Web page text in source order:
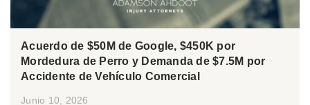
Acuerdo de $50M de Google, $450K por
Mordedura de Perro y Demanda de $7.5M por
Accidente de Vehículo Comercial
Junio 10, 2026